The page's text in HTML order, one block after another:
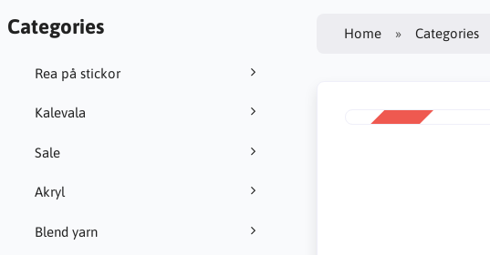
Categories
Rea på stickor
Kalevala
Sale
Akryl
Blend yarn
Home Categories